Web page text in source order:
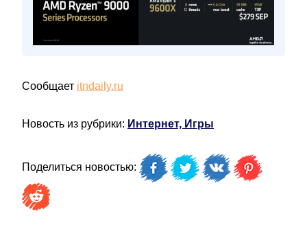
Сообщает itndaily.ru
Новость из рубрики: Интернет, Игры
Поделиться новостью: